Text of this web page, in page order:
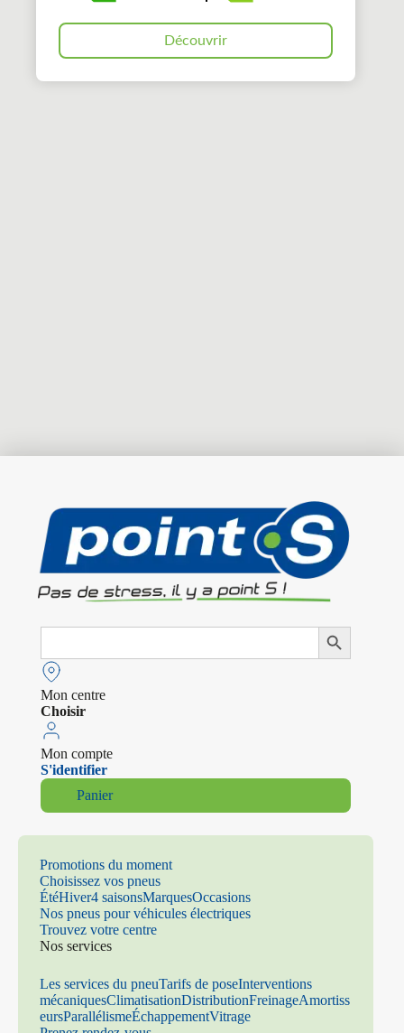
Découvrir
Search
Search Button
Mon centre
Choisir
Mon compte
S'identifier
Panier
Promotions du moment
Choisissez vos pneus
ÉtéHiver4 saisonsMarquesOccasions
Nos pneus pour véhicules électriques
Trouvez votre centre
Nos services
Les services du pneuTarifs de poseInterventions
mécaniquesClimatisationDistributionFreinageAmortiss
eursParallélismeÉchappementVitrage